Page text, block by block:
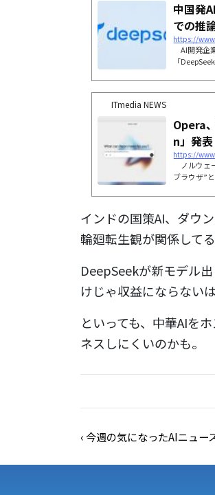
中国発
での推
https://
AI開発企
「
点（日本時
「性能が上
ITmedia NEWS
Opera
n」発
https://
ノルウェ
ブラウザ”
インドの国策AI、ダウ
輪廻転生観が関係して
DeepSeekが新モデル
けじゃ収益にならない
といっても、中華AIを
ネスしにくいのかも。
‹今週の気になったAIニュー